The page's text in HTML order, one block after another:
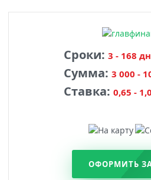
Сроки: 3 - 168
Сумма: 3 000 -
Ставка: 0,65 -
ОФОРМИТЬ